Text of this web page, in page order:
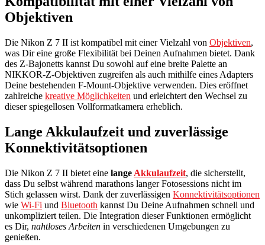
Objektiven
Die Nikon Z 7 II ist kompatibel mit einer Vielzahl von Objektiven,
was Dir eine große Flexibilität bei Deinen Aufnahmen bietet. Dank
des Z-Bajonetts kannst Du sowohl auf eine breite Palette an
NIKKOR-Z-Objektiven zugreifen als auch mithilfe eines Adapters
Deine bestehenden F-Mount-Objektive verwenden. Dies eröffnet
zahlreiche kreative Möglichkeiten und erleichtert den Wechsel zu
dieser spiegellosen Vollformatkamera erheblich.
Lange Akkulaufzeit und zuverlässige
Konnektivitätsoptionen
Die Nikon Z 7 II bietet eine lange Akkulaufzeit, die sicherstellt,
dass Du selbst während marathons langer Fotosessions nicht im
Stich gelassen wirst. Dank der zuverlässigen Konnektivitätsoptionen
wie Wi-Fi und Bluetooth kannst Du Deine Aufnahmen schnell und
unkompliziert teilen. Die Integration dieser Funktionen ermöglicht
es Dir, nahtloses Arbeiten in verschiedenen Umgebungen zu
genießen.